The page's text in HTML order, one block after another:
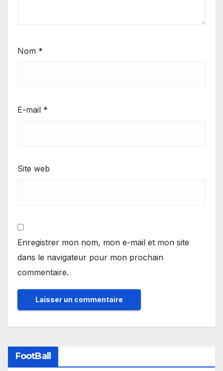
Nom *
E-mail *
Site web
Enregistrer mon nom, mon e-mail et mon site
dans le navigateur pour mon prochain
commentaire.
FootBall